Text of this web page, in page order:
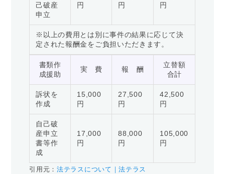
己破産
申立
円
円
円
※以上の費用とは別に事件の結果に応じて決
定された報酬金をご負担いただきます。
書類作
成援助
実 費 報 酬
立替額
合計
訴状を
作成
15,000
円
27,500
円
42,500
円
自己破
産申立
書等作
成
17,000
円
88,000
円
105,000
円
引用元：法テラスについて｜法テラス